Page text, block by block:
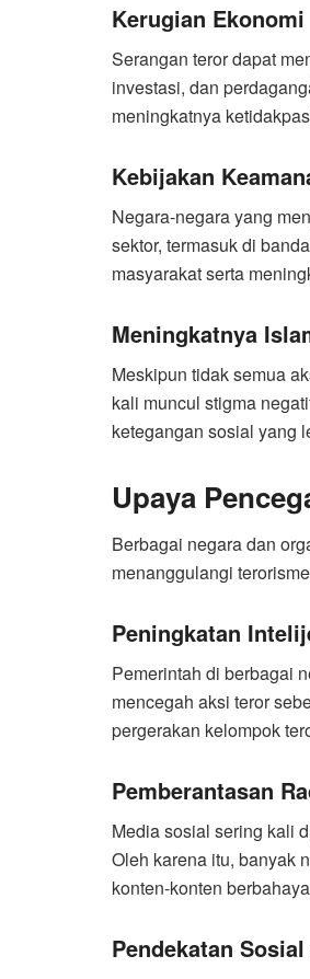
Kerugian Ekonomi
Serangan teror dapat
investasi, dan
meningkatnya
Kebijakan
Negara-negara yang
sektor, termasuk di
masyarakat serta
Meningkatnya
Meskipun tidak semua
kali muncul stigma
ketegangan sosial yang
Upaya
Berbagai negara dan
menanggulangi
Peningkatan
Pemerintah di berbagai
mencegah aksi teror
pergerakan kelompok
Pemberantasan
Media sosial sering kali
Oleh karena itu, banyak
konten-konten
Pendekatan